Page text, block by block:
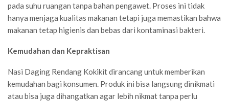
pada suhu ruangan tanpa bahan pengawet. Proses ini tidak
hanya menjaga kualitas makanan tetapi juga memastikan bahwa
makanan tetap higienis dan bebas dari kontaminasi bakteri.
Kemudahan dan Kepraktisan
Nasi Daging Rendang Kokikit dirancang untuk memberikan
kemudahan bagi konsumen. Produk ini bisa langsung dinikmati
atau bisa juga dihangatkan agar lebih nikmat tanpa perlu